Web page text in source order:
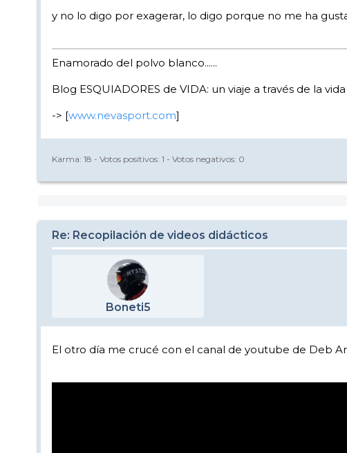
y no lo digo por exagerar, lo digo porque no me ha
Enamorado del polvo blanco......
Blog ESQUIADORES de VIDA: un viaje a través de la
-> [www.nevasport.com]
Karma: 18 - Votos positivos: 1 - Votos negativos: 0
Re: Recopilación de videos didácticos
Boneti5
El otro día me crucé con el canal de youtube de Deb